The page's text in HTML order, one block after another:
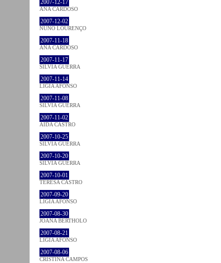
2007-12-17
ANA CARDOSO
2007-12-02
NUNO LOURENÇO
2007-11-18
ANA CARDOSO
2007-11-17
SÍLVIA GUERRA
2007-11-14
LÍGIA AFONSO
2007-11-08
SÍLVIA GUERRA
2007-11-02
AIDA CASTRO
2007-10-25
SÍLVIA GUERRA
2007-10-20
SÍLVIA GUERRA
2007-10-01
TERESA CASTRO
2007-09-20
LÍGIA AFONSO
2007-08-30
JOANA BÉRTHOLO
2007-08-21
LÍGIA AFONSO
2007-08-06
CRISTINA CAMPOS